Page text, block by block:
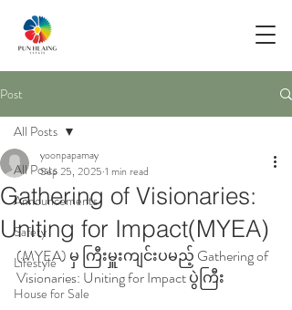
Post
All Posts
Announcements
Safety
Lifestyle
House for Sale
All Posts
Gathering of Visionaries:
Uniting for Impact(MYEA)
yoonpapamay
Sep 25, 2025 1 min read
(MYEA) မှ ကြီးမှူးကျင်းပမည့် Gathering of
Visionaries: Uniting for Impact ပွဲကြီး